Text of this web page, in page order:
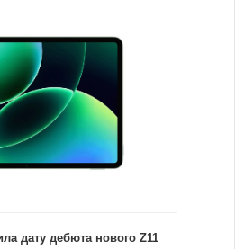
дату дебюта нового Z11